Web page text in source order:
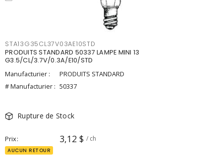
STA13G35CL37V03AE10STD
PRODUITS STANDARD 50337 LAMPE MINI 13
G3.5/CL/3.7V/0.3A/E10/STD
Manufacturier :
PRODUITS STANDARD
# Manufacturier : 50337
Rupture de Stock
Prix 3,12 $ / ch
AUCUN RETOUR